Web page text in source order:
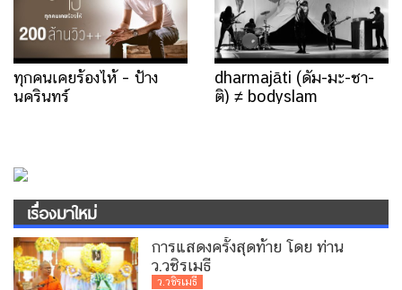
ทุกคนเคยร้องไห้ – ป้าง
นครินทร์
dharmajāti (ดัม-มะ-ชา-
ติ) ≠ bodyslam
เรื่องมาใหม่
การแสดงครั้งสุดท้าย โดย ท่าน
ว.วชิรเมธี
ว.วชิรเมธี